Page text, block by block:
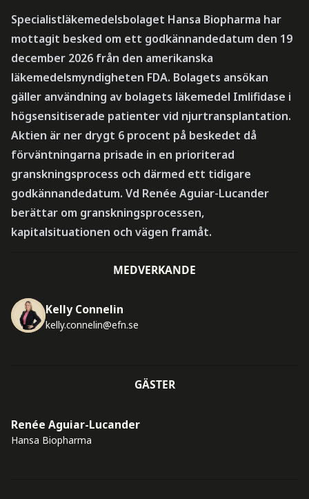
Specialistläkemedelsbolaget Hansa Biopharma har
mottagit besked om ett godkännandedatum den 19
december 2026 från den amerikanska
läkemedelsmyndigheten FDA. Bolagets ansökan
gäller användning av bolagets läkemedel Imlifidase i
högsensitiserade patienter vid njurtransplantation.
Aktien är ner drygt 6 procent på beskedet då
förväntningarna prisade in en prioriterad
granskningsprocess och därmed ett tidigare
godkännandedatum. Vd Renée Aguiar-Lucander
berättar om granskningsprocessen,
kapitalsituationen och vägen framåt.
MEDVERKANDE
Kelly Connelin
kelly.connelin@efn.se
GÄSTER
Renée Aguiar-Lucander
Hansa Biopharma